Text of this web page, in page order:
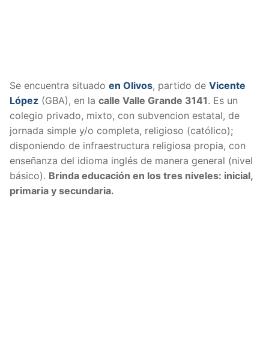
Se encuentra situado en Olivos, partido de Vicente
López (GBA), en la calle Valle Grande 3141. Es un
colegio privado, mixto, con subvencion estatal, de
jornada simple y/o completa, religioso (católico);
disponiendo de infraestructura religiosa propia, con
enseñanza del idioma inglés de manera general (nivel
básico). Brinda educación en los tres niveles: inicial,
primaria y secundaria.